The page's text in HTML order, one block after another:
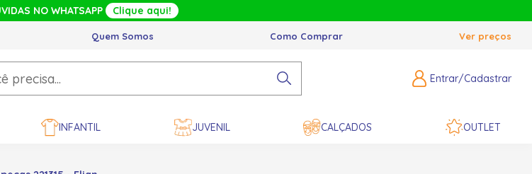
NO WHATSAPP Clique aqui!
Quem Somos Como Comprar Ver preços
Entrar/Cadastrar
INFANTIL JUVENIL CALÇADOS OUTLET